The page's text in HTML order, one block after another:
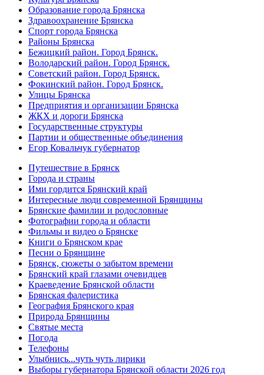
Образование города Брянска
Здравоохранение Брянска
Спорт города Брянска
Районы Брянска
Бежицкий район. Город Брянск.
Володарский район. Город Брянск.
Советский район. Город Брянск.
Фокинский район. Город Брянск.
Улицы Брянска
Предприятия и организации Брянска
ЖКХ и дороги Брянска
Государственные структуры
Партии и общественные объединения
Егор Ковальчук губернатор
Путешествие в Брянск
Города и страны
Ими гордится Брянский край
Интересные люди современной Брянщины
Брянские фамилии и родословные
Фотографии города и области
Фильмы и видео о Брянске
Книги о Брянском крае
Песни о Брянщине
Брянск, сюжеты о забытом времени
Брянский край глазами очевидцев
Краеведение Брянской области
Брянская фалеристика
География Брянского края
Природа Брянщины
Святые места
Погода
Телефоны
Улыбнись...чуть чуть лирики
Выборы губернатора Брянской области 2026 год